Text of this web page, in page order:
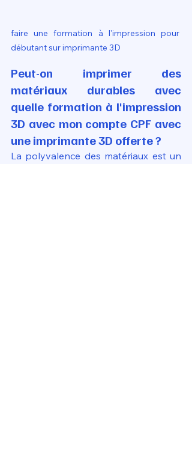
faire une formation à l'impression pour
débutant sur imprimante 3D
Peut-on imprimer des
matériaux durables avec
quelle formation à l'impression
3D avec mon compte CPF avec
une imprimante 3D offerte ?
La polyvalence des matériaux est un